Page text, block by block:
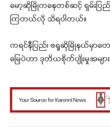
မော့ဆိုမြိုကနေတစ်ဆင့် ရှမ်းပြ
ကြတယ်လို သိရပါတယ်။
ကရင်နီပြည်၊ ဖရူဆိုမြိုနယ်မှာ
မြေပဲဟာ ဒုတိယစိုက်ပျိုးမှုအမျာ